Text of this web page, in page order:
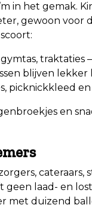
in het gemak.
gewoon voor
traktaties
blijven lekker
picknickkleed
en
cateraars,
laad- en
met duizend